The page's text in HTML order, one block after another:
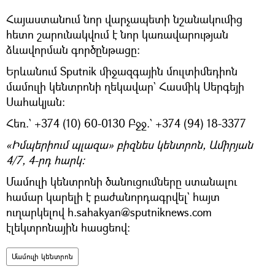
Հայաստանում նոր վարչապետի նշանակումից
հետո շարունակվում է նոր կառավարության
ձևավորման գործընթացը։
Երևանում Sputnik միջազգային մուլտիմեդիոն
մամուլի կենտրոնի ղեկավար` Հասմիկ Սերգեյի
Սահակյան։
Հեռ.` +374 (10) 60-0130 Բջջ.` +374 (94) 18-3377
«Իմպերիում պլազա» բիզնես կենտրոն, Ամիրյան
4/7, 4-րդ հարկ:
Մամուլի կենտրոնի ծանուցումները ստանալու
համար կարելի է բաժանորդագրվել` հայտ
ուղարկելով h.sahakyan@sputniknews.com
էլեկտրոնային հասցեով։
Մամուլի կենտրոն